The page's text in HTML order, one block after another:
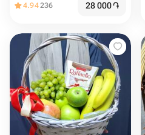
4.94236 28 000֏